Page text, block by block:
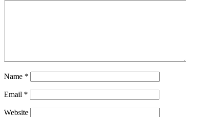
Name *
Email *
Website